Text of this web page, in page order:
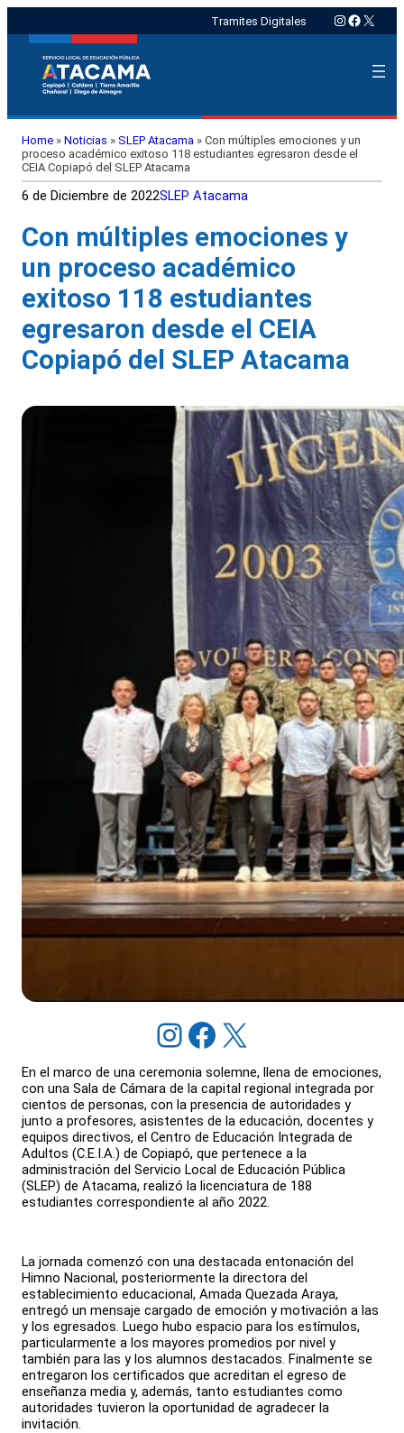
Tramites Digitales Instagram
X
Home » Noticias » SLEP Atacama » Con múltiples emociones y un
proceso académico exitoso 118 estudiantes egresaron desde el
CEIA Copiapó del SLEP Atacama
6 de Diciembre de 2022SLEP Atacama
Con múltiples emociones y
un proceso académico
exitoso 118 estudiantes
egresaron desde el CEIA
Copiapó del SLEP Atacama
Instagram Facebook X
En el marco de una ceremonia solemne, llena de emociones,
con una Sala de Cámara de la capital regional integrada por
cientos de personas, con la presencia de autoridades y
junto a profesores, asistentes de la educación, docentes y
equipos directivos, el Centro de Educación Integrada de
Adultos (C.E.I.A.) de Copiapó, que pertenece a la
administración del Servicio Local de Educación Pública
(SLEP) de Atacama, realizó la licenciatura de 188
estudiantes correspondiente al año 2022.
La jornada comenzó con una destacada entonación del
Himno Nacional, posteriormente la directora del
establecimiento educacional, Amada Quezada Araya,
entregó un mensaje cargado de emoción y motivación a las
y los egresados. Luego hubo espacio para los estímulos,
particularmente a los mayores promedios por nivel y
también para las y los alumnos destacados. Finalmente se
entregaron los certificados que acreditan el egreso de
enseñanza media y, además, tanto estudiantes como
autoridades tuvieron la oportunidad de agradecer la
invitación.